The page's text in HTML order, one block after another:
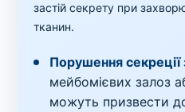
застій секрету при
тканин.
Порушення секреції
мейбомієвих залоз
можуть призвести